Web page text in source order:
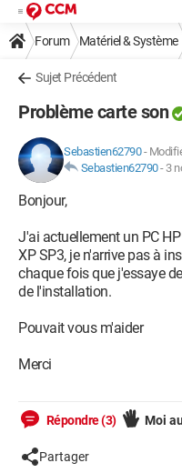
Forum Matériel & Système
Sujet Précédent
Problème carte son
Sebastien62790-
Sebastien62790- 3
Bonjour,
J'ai actuellement un PC
XP SP3, je n'arrive pas à
chaque fois que j'essaye
de l'installation.
Pouvait vous m'aider
Merci
Répondre (3) Moi
Partager